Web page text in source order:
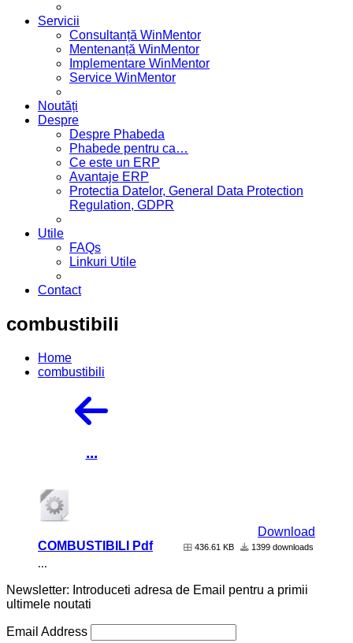
Servicii
Consultanță WinMentor
Mentenanță WinMentor
Implementare WinMentor
Service WinMentor
Noutăți
Despre
Despre Phabeda
Phabede pentru ca…
Ce este un ERP
Avantaje ERP
Protectia Datelor, General Data Protection
Regulation, GDPR
Utile
FAQs
Linkuri Utile
Contact
combustibili
Home
combustibili
...
Download
COMBUSTIBILI Pdf
436.61 KB 1399 downloads
...
Newsletter: Introduceti adresa de Email pentru a primii
ultimele noutati
Email Address